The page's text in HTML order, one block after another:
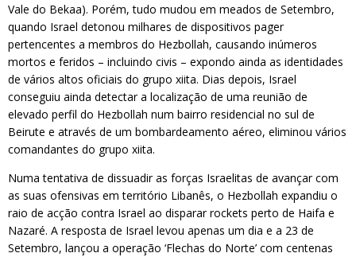
Vale do Bekaa). Porém, tudo mudou em meados de Setembro,
quando Israel detonou milhares de dispositivos pager
pertencentes a membros do Hezbollah, causando inúmeros
mortos e feridos – incluindo civis – expondo ainda as identidades
de vários altos oficiais do grupo xiita. Dias depois, Israel
conseguiu ainda detectar a localização de uma reunião de
elevado perfil do Hezbollah num bairro residencial no sul de
Beirute e através de um bombardeamento aéreo, eliminou vários
comandantes do grupo xiita.
Numa tentativa de dissuadir as forças Israelitas de avançar com
as suas ofensivas em território Libanês, o Hezbollah expandiu o
raio de acção contra Israel ao disparar rockets perto de Haifa e
Nazaré. A resposta de Israel levou apenas um dia e a 23 de
Setembro, lançou a operação ‘Flechas do Norte’ com centenas